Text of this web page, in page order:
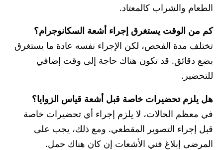
الطعام والشراب كالمعتاد.
كم من الوقت يستغرق إجراء أشعة السكانوجرام؟
تختلف مدة الفحص، لكن الإجراء نفسه عادة ما يستغرق
بضع دقائق. قد تكون هناك حاجة إلى وقت إضافي
للتحضير.
هل يلزم تحضيرات خاصة قبل أشعة قياس الزوايا؟
في معظم الحالات، لا يلزم إجراء أي تحضيرات خاصة
قبل إجراء التصوير المقطعي. ومع ذلك، يجب على
المرضى إبلاغ فني الأشعات إن كان هناك حمل.